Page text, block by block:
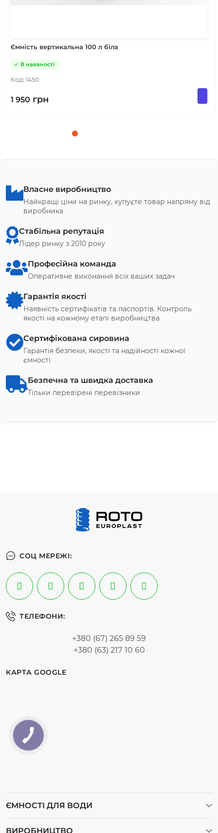
Ємність вертикальна 100 л біла
Код: 1450
В наявності
1 950 грн
Власне виробництво
Найкращі ціни на ринку, купуєте товар напряму від
виробника
Стабільна репутація
Лідер ринку з 2010 року
Професійна команда
Оперативне виконання всіх ваших задач
Гарантія якості
Наявність сертифікатів та паспортів. Контроль
якості на кожному етапі виробництва
Сертифікована сировина
Гарантія безпеки, якості та надійності кожної
ємності
Безпечна та швидка доставка
Тільки перевірені перевізники
СОЦ МЕРЕЖІ:
ТЕЛЕФОНИ:
+380 (67) 265 89 59
+380 (63) 217 10 60
КАРТА GOOGLE
ЄМНОСТІ ДЛЯ ВОДИ
ВИРОБНИЦТВО